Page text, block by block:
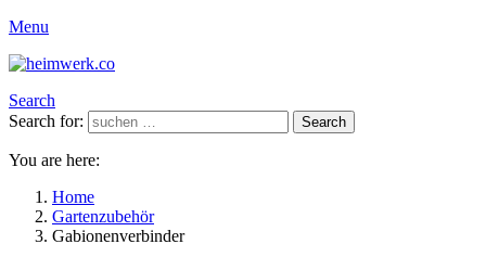
Menu
Search
Search for:
Search
You are here:
Home
Gartenzubehör
Gabionenverbinder